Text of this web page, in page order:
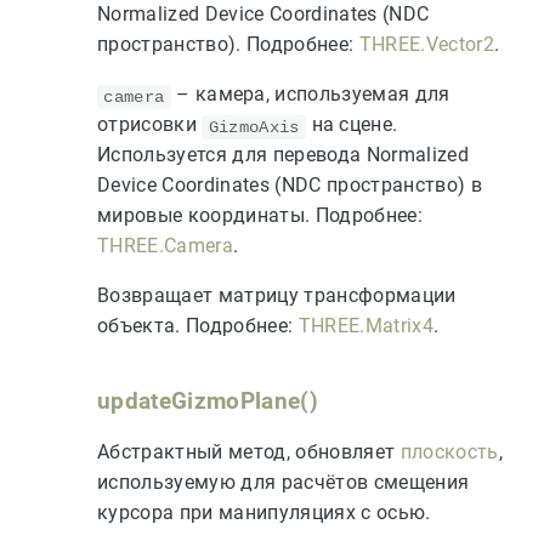
Normalized Device Coordinates (NDC
пространство). Подробнее: THREE.Vector2.
camera
– камера, используемая для
отрисовки
GizmoAxis
на сцене.
Используется для перевода Normalized
Device Coordinates (NDC пространство) в
мировые координаты. Подробнее:
THREE.Camera.
Возвращает матрицу трансформации
объекта. Подробнее: THREE.Matrix4.
updateGizmoPlane()
Абстрактный метод, обновляет плоскость,
используемую для расчётов смещения
курсора при манипуляциях с осью.